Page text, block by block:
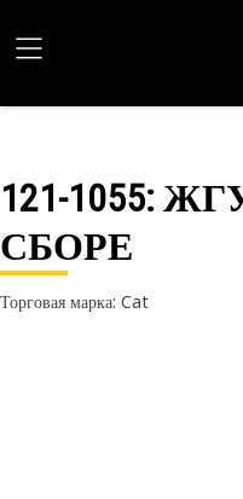
121-1055:
СБОРЕ
Торговая марка: Cat